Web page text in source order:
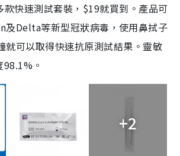
款快速測試套裝，$19就買到。產品可
及Delta等新型冠狀病毒，使用鼻拭子
就可以取得快速抗原測試結果。靈敏
。
+2